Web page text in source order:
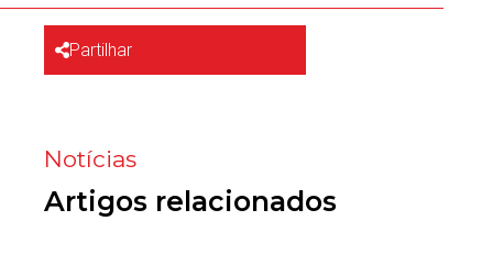
Partilhar
Notícias
Artigos relacionados